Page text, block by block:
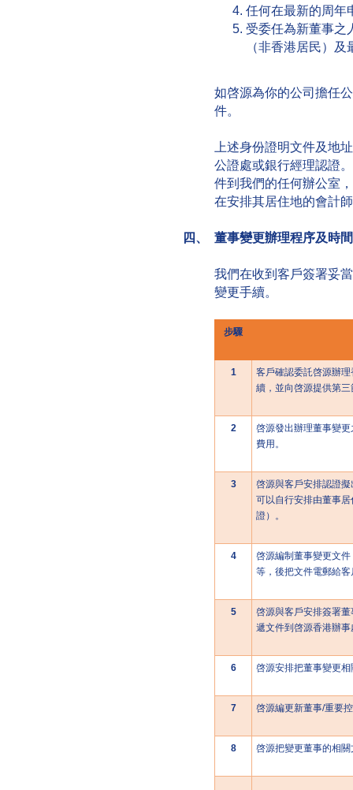
任何在最新的周年
受委任為新董事之
（非香港居民）
如啓源為你的公司擔任
件。
上述身份證明文件及地
公證處或銀行經理認證
件到我們的任何辦公室
在安排其居住地的會計
四、 董事變更辦理程序及時間
我們在收到客戶簽署妥
變更手續。
步驟
1
客戶確認委託啓源辦
續，並向啓源提供第
2
啓源發出辦理董事變
費用 。
3
啓源與客戶安排認證
可以自行安排由董事
證）。
4
啓源編制董事變更文件
等，後把文件電郵給客
5
啓源與客戶安排簽署
遞文件到啓源香港辦事
6 啓源安排把董事變更
7 啓源編更新董事/重要
8 啓源把變更董事的相